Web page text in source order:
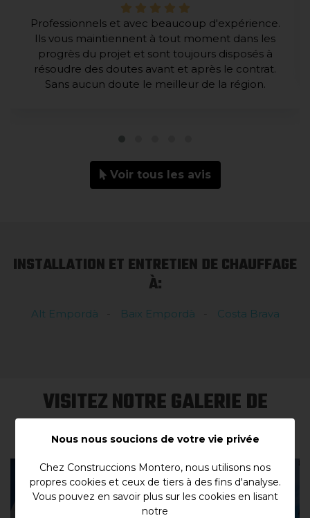
Professionnels et avec beaucoup d'expérience.
Ils vous maintiennent à tout moment dans les
progrès du projet et sont toujours disposés à
résoudre des doutes avant et après le contrat.
Sans aucun doute le meilleur de la région.
Voir tous les avis
INSTALLATION ET ENTRETIEN DE CHAUFFAGE
À:
Alt Empordà Baix Empordà Costa Brava
VISITEZ NOTRE GALERIE DE
PROJETS
Nous nous soucions de votre vie privée
Chez Construccions Montero, nous utilisons nos
propres cookies et ceux de tiers à des fins d'analyse.
Vous pouvez en savoir plus sur les cookies en lisant
notre